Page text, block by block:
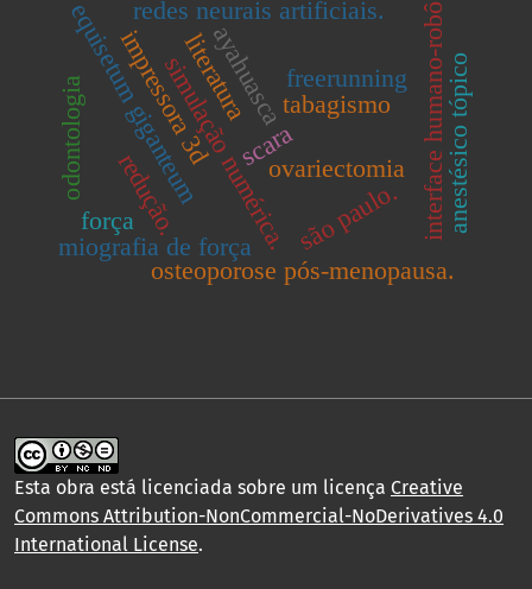
impressora 3d scara
simulação numérica.
equisetum giganteum ovariectomia
osteoporose pós-menopausa.
miografia de força
interface humano-robô
redes neurais artificiais.
ayahuascatabagismo
redução.
força anestésico tópico
odontologia freerunning
são paulo.
literatura
Esta obra está licenciada sobre um licença Creative
Commons Attribution-NonCommercial-NoDerivatives 4.0
International License.